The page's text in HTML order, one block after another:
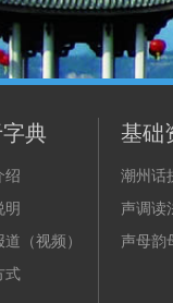
典
绍
明
（视频）
式
基础
潮州话
声调读
声母韵